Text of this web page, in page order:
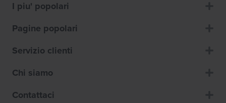
I piu' popolari
Pagine popolari
Servizio clienti
Chi siamo
Contattaci